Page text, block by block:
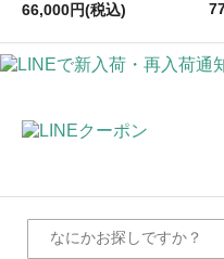
66,000円(税込)